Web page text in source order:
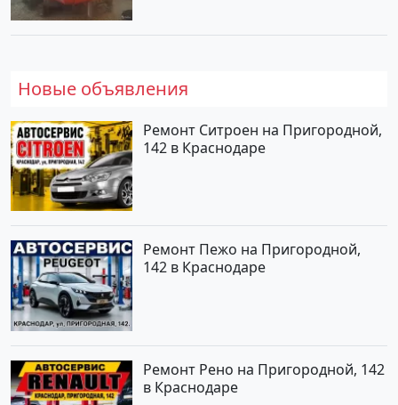
Новые объявления
Ремонт Ситроен на Пригородной,
142 в Краснодаре
Ремонт Пежо на Пригородной,
142 в Краснодаре
Ремонт Рено на Пригородной, 142
в Краснодаре